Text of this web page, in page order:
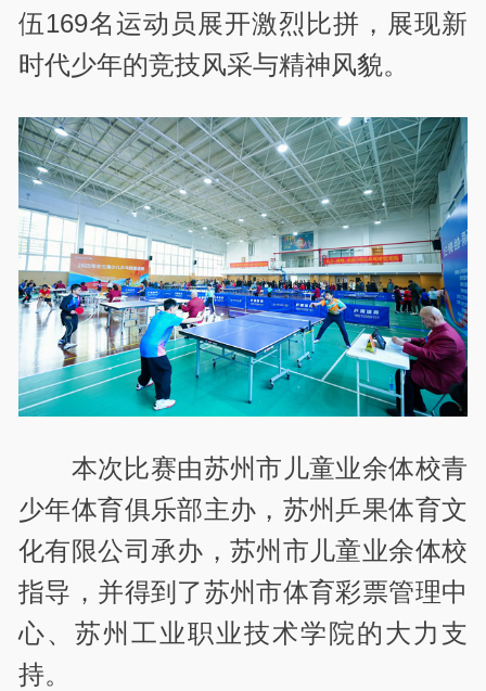
伍169名运动员展开激烈比拼，展现新
时代少年的竞技风采与精神风貌。
本次比赛由苏州市儿童业余体校青
少年体育俱乐部主办，苏州乒果体育文
化有限公司承办，苏州市儿童业余体校
指导，并得到了苏州市体育彩票管理中
心、苏州工业职业技术学院的大力支
持。